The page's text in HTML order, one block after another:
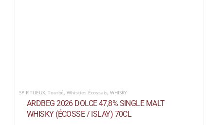
SPIRITUEUX,Tourbé, Whiskies Écossais,WHISKY
ARDBEG 2026 DOLCE 47,8% SINGLE MALT
WHISKY (ÉCOSSE / ISLAY) 70CL